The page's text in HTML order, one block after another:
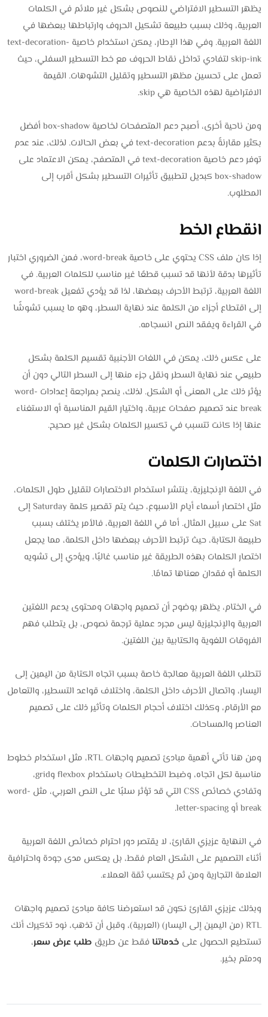
يظهر التسطير الافتراضي للنصوص بشكل غير ملائم في الكلمات
العربية، وذلك بسبب طبيعة تشكيل الحروف وارتباطها ببعضها في
اللغة العربية. وفي هذا الإطار، يمكن استخدام خاصية text-decoration-
skip-ink لتفادي تداخل نقاط الحروف مع خط التسطير السفلي، حيث
تعمل على تحسين مظهر التسطير وتقليل التشوهات. القيمة
الافتراضية لهذه الخاصية هي skip.
ومن ناحية أخرى، أصبح دعم المتصفحات لخاصية box-shadow أفضل
بكثير مقارنةً بدعم text-decoration في بعض الحالات. لذلك، عند عدم
توفر دعم خاصية text-decoration في المتصفح، يمكن الاعتماد على
box-shadow كبديل لتطبيق تأثيرات التسطير بشكل أقرب إلى
المطلوب.
انقطاع الخط
إذا كان ملف CSS يحتوي على خاصية word-break، فمن الضروري اختبار
تأثيرها بدقة لأنها قد تسبب قطعًا غير مناسب للكلمات العربية. في
اللغة العربية، ترتبط الأحرف ببعضها، لذا قد يؤدي تفعيل word-break
إلى اقتطاع أجزاء من الكلمة عند نهاية السطر، وهو ما يسبب تشوشًا
في القراءة ويفقد النص انسجامه.
على عكس ذلك، يمكن في اللغات الأجنبية تقسيم الكلمة بشكل
طبيعي عند نهاية السطر ونقل جزء منها إلى السطر التالي دون أن
يؤثر ذلك على المعنى أو الشكل. لذلك، ينصح بمراجعة إعدادات word-
break عند تصميم صفحات عربية، واختيار القيم المناسبة أو الاستغناء
عنها إذا كانت تتسبب في تكسير الكلمات بشكل غير صحيح.
اختصارات الكلمات
في اللغة الإنجليزية، ينتشر استخدام الاختصارات لتقليل طول الكلمات،
مثل اختصار أسماء أيام الأسبوع، حيث يتم تقصير كلمة Saturday إلى
Sat على سبيل المثال. أما في اللغة العربية، فالأمر يختلف بسبب
طبيعة الكتابة، حيث ترتبط الأحرف ببعضها داخل الكلمة، مما يجعل
اختصار الكلمات بهذه الطريقة غير مناسب غالبًا، ويؤدي إلى تشويه
الكلمة أو فقدان معناها تمامًا.
في الختام، يظهر بوضوح أن تصميم واجهات ومحتوى يدعم اللغتين
العربية والإنجليزية ليس مجرد عملية ترجمة نصوص، بل يتطلب فهم
الفروقات اللغوية والكتابية بين اللغتين.
تتطلب اللغة العربية معالجة خاصة بسبب اتجاه الكتابة من اليمين إلى
اليسار، واتصال الأحرف داخل الكلمة، واختلاف قواعد التسطير، والتعامل
مع الأرقام، وكذلك اختلاف أحجام الكلمات وتأثير ذلك على تصميم
العناصر والمساحات.
ومن هنا تأتي أهمية مبادئ تصميم واجهات RTL، مثل استخدام خطوط
مناسبة لكل اتجاه، وضبط التخطيطات باستخدام flexbox وgrid،
وتفادي خصائص CSS التي قد تؤثر سلبًا على النص العربي، مثل word-
break أو letter-spacing.
في النهاية عزيزي القارئ، لا يقتصر دور احترام خصائص اللغة العربية
أثناء التصميم على الشكل العام فقط، بل يعكس مدى جودة واحترافية
العلامة التجارية ومن ثم يكتسب ثقة العملاء.
وبذلك عزيزي القارئ نكون قد استعرضنا كافة مبادئ تصميم واجهات
RTL (من اليمين إلى اليسار) (العربية)، وقبل أن تذهب، نود تذكيرك أنك
تستطيع الحصول على خدماتنا فقط عن طريق طلب عرض سعر،
ودمتم بخير.